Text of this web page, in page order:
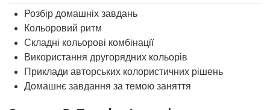
Розбір домашніх завдань
Кольоровий ритм
Складні кольорові комбінації
Використання другорядних кольорів
Приклади авторських колористичних рішень
Домашнє завдання за темою заняття